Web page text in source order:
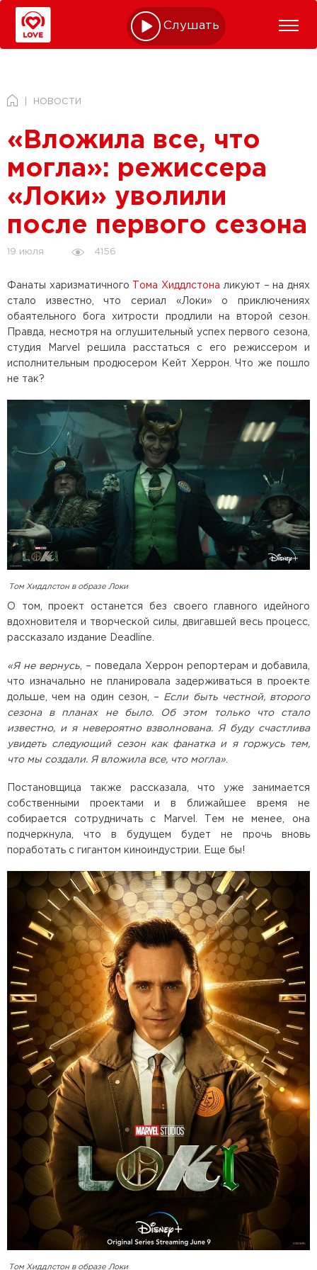
Слушать online
НОВОСТИ
«Вложила все, что
могла»: режиссера
«Локи» уволили
после первого сезона
19 июля 4156
Фанаты харизматичного Тома Хиддлстона ликуют – на днях
стало известно, что сериал «Локи» о приключениях
обаятельного бога хитрости продлили на второй сезон.
Правда, несмотря на оглушительный успех первого сезона,
студия Marvel решила расстаться с его режиссером и
исполнительным продюсером Кейт Херрон. Что же пошло
не так?
Том Хиддлстон в образе Локи
О том, проект останется без своего главного идейного
вдохновителя и творческой силы, двигавшей весь процесс,
рассказало издание Deadline.
«Я не вернусь , – поведала Херрон репортерам и добавила,
что изначально не планировала задерживаться в проекте
дольше, чем на один сезон, – Если быть честной, второго
сезона в планах не было. Об этом только что стало
известно, и я невероятно взволнована. Я буду счастлива
увидеть следующий сезон как фанатка и я горжусь тем,
что мы создали. Я вложила все, что могла»
Постановщица также рассказала, что уже занимается
собственными проектами и в ближайшее время не
собирается сотрудничать с Marvel. Тем не менее, она
подчеркнула, что в будущем будет не прочь вновь
поработать с гигантом киноиндустрии. Еще бы!
Том Хиддлстон в образе Локи